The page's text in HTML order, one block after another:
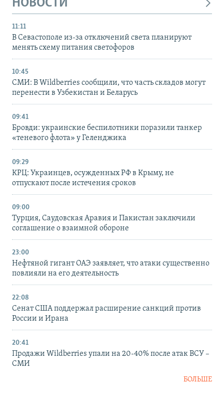
НОВОСТИ
11:11
В Севастополе из-за отключений света планируют
менять схему питания светофоров
10:45
СМИ: В Wildberries сообщили, что часть складов могут
перенести в Узбекистан и Беларусь
09:41
Бровди: украинские беспилотники поразили танкер
«теневого флота» у Геленджика
09:29
КРЦ: Украинцев, осужденных РФ в Крыму, не
отпускают после истечения сроков
09:00
Турция, Саудовская Аравия и Пакистан заключили
соглашение о взаимной обороне
23:00
Нефтяной гигант ОАЭ заявляет, что атаки существенно
повлияли на его деятельность
22:08
Сенат США поддержал расширение санкций против
России и Ирана
20:41
Продажи Wildberries упали на 20-40% после атак ВСУ –
СМИ
БОЛЬШЕ